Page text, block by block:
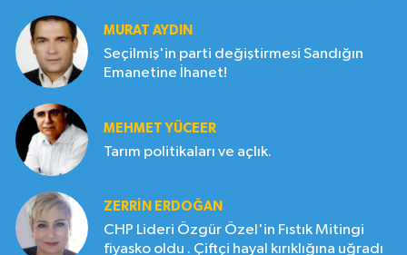
MURAT AYDIN
Seçilmiş'in parti değiştirmesi Sandığın
Emanetine İhanet!
MEHMET YÜCEER
Tarım politikaları ve açlık.
ZERRIN ERDOĞAN
CHP Lideri Özgür Özel'in Fıstık Mitingi
fiyasko oldu . Çiftçi hayal kırıklığına uğradı